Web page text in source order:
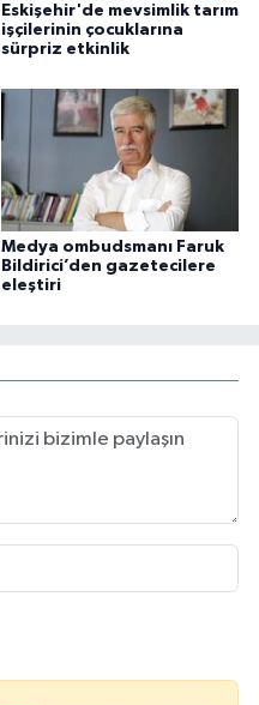
Eskişehir'de mevsimlik tarım
işçilerinin çocuklarına
sürpriz etkinlik
Medya ombudsmanı Faruk
Bildirici’den gazetecilere
eleştiri